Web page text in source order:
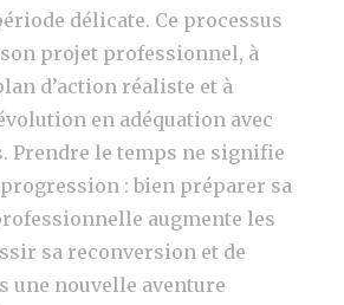
délicate. Ce processus
projet professionnel, à
d’action réaliste et à
en adéquation avec
Prendre le temps ne signifie
: bien préparer sa
augmente les
sa reconversion et de
une nouvelle aventure